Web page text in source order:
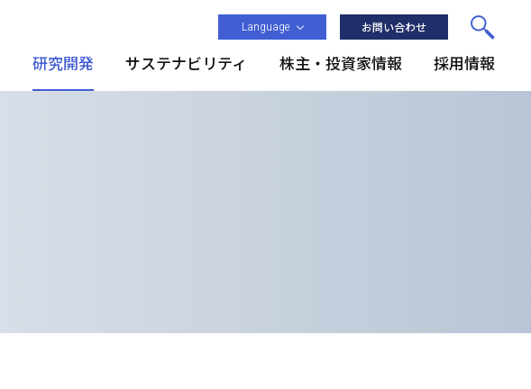
Language お問い合わせ
研究開発 サステナビリティ 株主・投資家情報 採用情報